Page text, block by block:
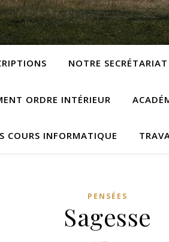
NOTRE SECRÉTARIAT
ORDRE INTÉRIEUR
COURS INFORMATIQUE
PENSÉES
Sagesse